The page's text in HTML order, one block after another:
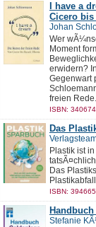
I have a
Cicero bis
Johan
Wer
Moment
erwidern?
Gegenwart
freien Rede.
ISBN:
Das
Plastik ist
Das
ISBN:
Stefanie